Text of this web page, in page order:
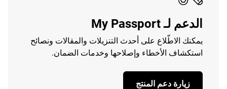
الدعم لـ My Passport
يمكنك الاطّلاع على أحدث التنزيلات والمقالات ونصائح
استكشاف الأخطاء وإصلاحها وخدمات الضمان.
زيارة دعم المنتج